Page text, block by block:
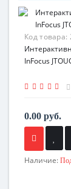
Код товара:
InFocus
0.00 руб.
Наличие: